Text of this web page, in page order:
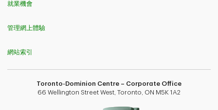
就業機會
管理網上體驗
網站索引
Toronto-Dominion Centre – Corporate Office
66 Wellington Street West, Toronto, ON M5K 1A2